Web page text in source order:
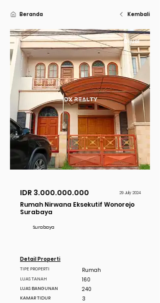
Beranda Kembali
Dijual
IDR 3.000.000.000 29 July 2024
Rumah Nirwana Eksekutif Wonorejo
Surabaya
Surabaya
Detail Properti
TIPE PROPERTI
LUAS TANAH
LUAS BANGUNAN
KAMAR TIDUR
Rumah
160
240
3